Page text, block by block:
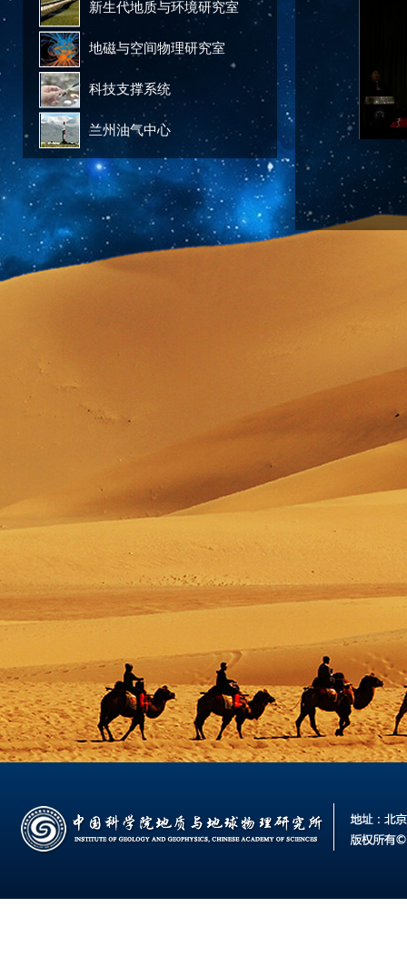
新生代地质与环境研究室
地磁与空间物理研究室
科技支撑系统
兰州油气中心